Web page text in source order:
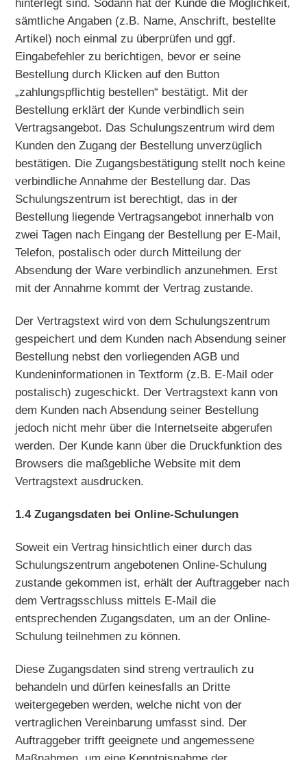
hinterlegt sind. Sodann hat der Kunde die Möglichkeit,
sämtliche Angaben (z.B. Name, Anschrift, bestellte
Artikel) noch einmal zu überprüfen und ggf.
Eingabefehler zu berichtigen, bevor er seine
Bestellung durch Klicken auf den Button
„zahlungspflichtig bestellen“ bestätigt. Mit der
Bestellung erklärt der Kunde verbindlich sein
Vertragsangebot. Das Schulungszentrum wird dem
Kunden den Zugang der Bestellung unverzüglich
bestätigen. Die Zugangsbestätigung stellt noch keine
verbindliche Annahme der Bestellung dar. Das
Schulungszentrum ist berechtigt, das in der
Bestellung liegende Vertragsangebot innerhalb von
zwei Tagen nach Eingang der Bestellung per E-Mail,
Telefon, postalisch oder durch Mitteilung der
Absendung der Ware verbindlich anzunehmen. Erst
mit der Annahme kommt der Vertrag zustande.
Der Vertragstext wird von dem Schulungszentrum
gespeichert und dem Kunden nach Absendung seiner
Bestellung nebst den vorliegenden AGB und
Kundeninformationen in Textform (z.B. E-Mail oder
postalisch) zugeschickt. Der Vertragstext kann von
dem Kunden nach Absendung seiner Bestellung
jedoch nicht mehr über die Internetseite abgerufen
werden. Der Kunde kann über die Druckfunktion des
Browsers die maßgebliche Website mit dem
Vertragstext ausdrucken.
1.4 Zugangsdaten bei Online-Schulungen
Soweit ein Vertrag hinsichtlich einer durch das
Schulungszentrum angebotenen Online-Schulung
zustande gekommen ist, erhält der Auftraggeber nach
dem Vertragsschluss mittels E-Mail die
entsprechenden Zugangsdaten, um an der Online-
Schulung teilnehmen zu können.
Diese Zugangsdaten sind streng vertraulich zu
behandeln und dürfen keinesfalls an Dritte
weitergegeben werden, welche nicht von der
vertraglichen Vereinbarung umfasst sind. Der
Auftraggeber trifft geeignete und angemessene